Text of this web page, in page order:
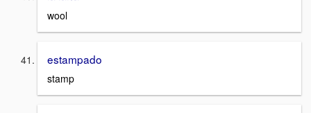
wool
estampado
stamp